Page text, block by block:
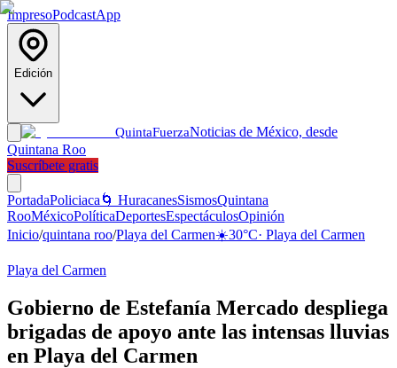
ImpresoPodcastApp
Edición
QuintaFuerzaNoticias de México, desde
Quintana Roo
Suscríbete gratis
PortadaPoliciaca 🌀 HuracanesSismosQuintana
RooMéxicoPolíticaDeportesEspectáculosOpinión
Inicio/quintana roo/Playa del Carmen☀️30°C· Playa del Carmen
Playa del Carmen
Gobierno de Estefanía Mercado despliega
brigadas de apoyo ante las intensas lluvias
en Playa del Carmen